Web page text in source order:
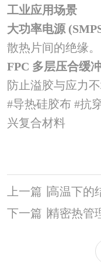
工业应用场景
大功率电源
散热片间的绝缘。
FPC 多层压合缓冲
防止溢胶与应力不
#导热硅胶布 #抗
兴复合材料
上一篇 丨
高温下的
下一篇 丨
精密热管